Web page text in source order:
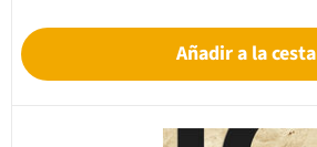
Añadir a la cesta